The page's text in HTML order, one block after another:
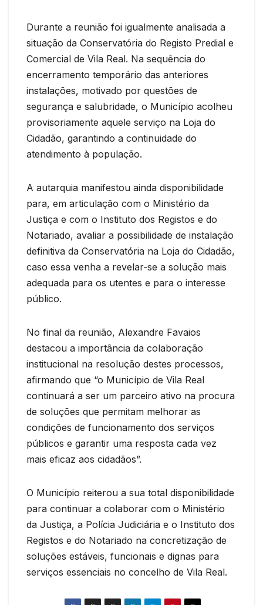
Durante a reunião foi igualmente analisada a
situação da Conservatória do Registo Predial e
Comercial de Vila Real. Na sequência do
encerramento temporário das anteriores
instalações, motivado por questões de
segurança e salubridade, o Município acolheu
provisoriamente aquele serviço na Loja do
Cidadão, garantindo a continuidade do
atendimento à população.
A autarquia manifestou ainda disponibilidade
para, em articulação com o Ministério da
Justiça e com o Instituto dos Registos e do
Notariado, avaliar a possibilidade de instalação
definitiva da Conservatória na Loja do Cidadão,
caso essa venha a revelar-se a solução mais
adequada para os utentes e para o interesse
público.
No final da reunião, Alexandre Favaios
destacou a importância da colaboração
institucional na resolução destes processos,
afirmando que “o Município de Vila Real
continuará a ser um parceiro ativo na procura
de soluções que permitam melhorar as
condições de funcionamento dos serviços
públicos e garantir uma resposta cada vez
mais eficaz aos cidadãos”.
O Município reiterou a sua total disponibilidade
para continuar a colaborar com o Ministério
da Justiça, a Polícia Judiciária e o Instituto dos
Registos e do Notariado na concretização de
soluções estáveis, funcionais e dignas para
serviços essenciais no concelho de Vila Real.